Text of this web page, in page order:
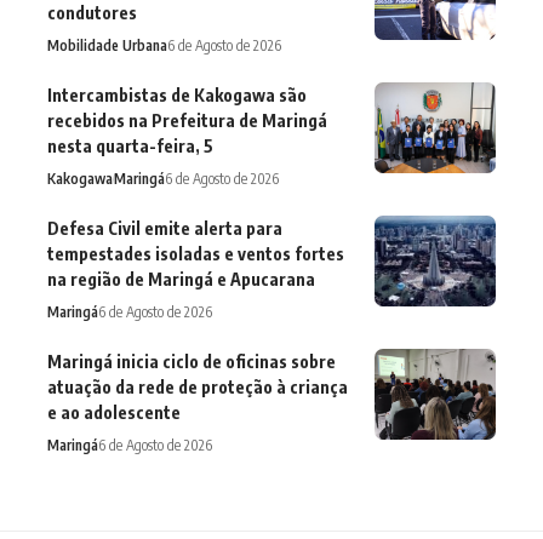
condutores
Mobilidade Urbana6 de Agosto de 2026
Intercambistas de Kakogawa são
recebidos na Prefeitura de Maringá
nesta quarta-feira, 5
KakogawaMaringá6 de Agosto de 2026
Defesa Civil emite alerta para
tempestades isoladas e ventos fortes
na região de Maringá e Apucarana
Maringá6 de Agosto de 2026
Maringá inicia ciclo de oficinas sobre
atuação da rede de proteção à criança
e ao adolescente
Maringá6 de Agosto de 2026